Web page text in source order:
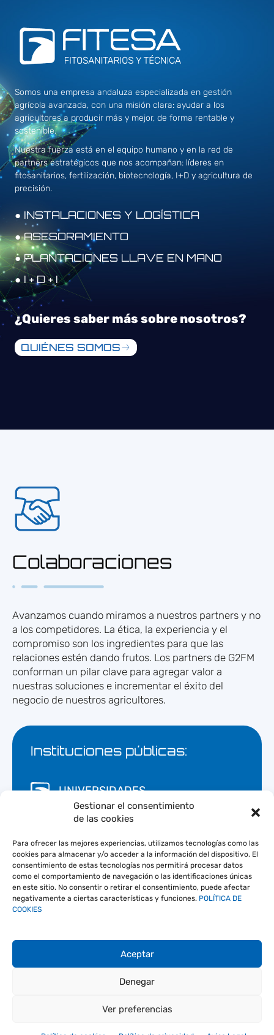
Gestionar el consentimiento
de las cookies
Para ofrecer las mejores experiencias, utilizamos tecnologías como las
cookies para almacenar y/o acceder a la información del dispositivo. El
consentimiento de estas tecnologías nos permitirá procesar datos
como el comportamiento de navegación o las identificaciones únicas
en este sitio. No consentir o retirar el consentimiento, puede afectar
negativamente a ciertas características y funciones. POLÍTICA DE
COOKIES
Aceptar
Denegar
Ver preferencias
Somos una empresa andaluza especializada en gestión
agrícola avanzada, con una misión clara: ayudar a los
agricultores a producir más y mejor, de forma rentable y
sostenible.
Nuestra fuerza está en el equipo humano y en la red de
partners estratégicos que nos acompañan: líderes en
fitosanitarios, fertilización, biotecnología, I+D y agricultura de
precisión.
● INSTALACIONES Y LOGÍSTICA
● ASESORAMIENTO
● PLANTACIONES LLAVE EN MANO
● I + D + I
¿Quieres saber más sobre nosotros?
QUIÉNES SOMOS
Colaboraciones
Avanzamos cuando miramos a nuestros partners y no
a los competidores. La ética, la experiencia y el
compromiso son los ingredientes para que las
relaciones estén dando frutos. Los partners de G2FM
conforman un pilar clave para agregar valor a
nuestras soluciones e incrementar el éxito del
negocio de nuestros agricultores.
Instituciones públicas:
UNIVERSIDADES
CSIC